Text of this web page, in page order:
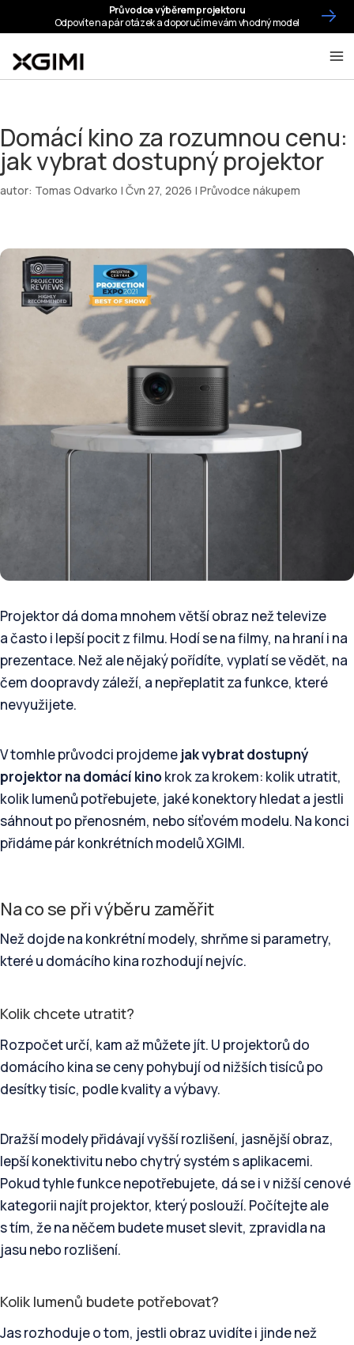
Domácí kino za rozumnou cenu:
jak vybrat dostupný projektor
autor: Tomas Odvarko | Čvn 27, 2026 | Průvodce nákupem
Projektor dá doma mnohem větší obraz než televize
a často i lepší pocit z filmu. Hodí se na filmy, na hraní i na
prezentace. Než ale nějaký pořídíte, vyplatí se vědět, na
čem doopravdy záleží, a nepřeplatit za funkce, které
nevyužijete.
V tomhle průvodci projdeme jak vybrat dostupný
projektor na domácí kinokrok za krokem: kolik utratit,
kolik lumenů potřebujete, jaké konektory hledat a jestli
sáhnout po přenosném, nebo síťovém modelu. Na konci
přidáme pár konkrétních modelů XGIMI.
Na co se při výběru zaměřit
Než dojde na konkrétní modely, shrňme si parametry,
které u domácího kina rozhodují nejvíc.
Kolik chcete utratit?
Rozpočet určí, kam až můžete jít. U projektorů do
domácího kina se ceny pohybují od nižších tisíců po
desítky tisíc, podle kvality a výbavy.
Dražší modely přidávají vyšší rozlišení, jasnější obraz,
lepší konektivitu nebo chytrý systém s aplikacemi.
Pokud tyhle funkce nepotřebujete, dá se i v nižší cenové
kategorii najít projektor, který poslouží. Počítejte ale
s tím, že na něčem budete muset slevit, zpravidla na
jasu nebo rozlišení.
Kolik lumenů budete potřebovat?
Jas rozhoduje o tom, jestli obraz uvidíte i jinde než